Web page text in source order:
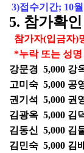
3)접수기간; 10
5. 참가확인
참가자(입금자)
*누락 또는 성
강문경 5,000 강
고미숙 5,000 공
권기석 5,000 권
김광옥 5,000 김
김동신 5,000 김
김민숙 5,000 김